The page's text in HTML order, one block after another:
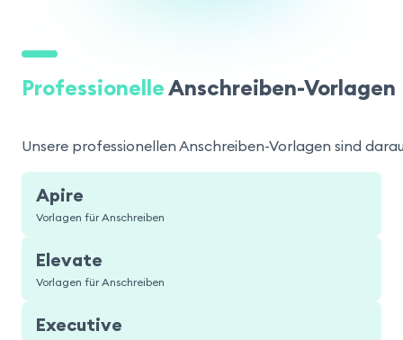
Professionelle Anschreiben-Vorlagen
Unsere professionellen Anschreiben-Vorlagen sind
Apire
Vorlagen für Anschreiben
Elevate
Vorlagen für Anschreiben
Executive